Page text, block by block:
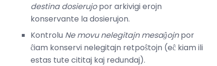
destina dosierujopor arkivigi erojn
konservante la dosierujon.
Kontrolu Ne movu nelegitajn mesaĝojnpor
ĉiam konservi nelegitajn retpoŝtojn (eĉ kiam ili
estas tute cititaj kaj redundaj).